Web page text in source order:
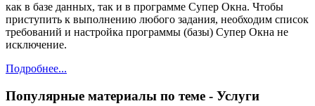
как в базе данных, так и в программе Супер Окна. Чтобы
приступить к выполнению любого задания, необходим список
требований и настройка программы (базы) Супер Окна не
исключение.
Подробнее...
Популярные материалы по теме - Услуги